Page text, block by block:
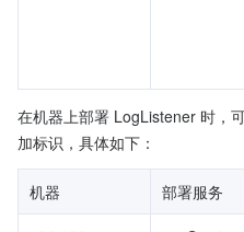
在机器上部署 LogListener 时，
加标识，具体如下：
机器 部署服务